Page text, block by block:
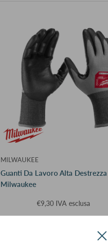
MILWAUKEE
Guanti Da Lavoro Alta
Milwaukee
€9,30 IVA esclusa
In stock, 18